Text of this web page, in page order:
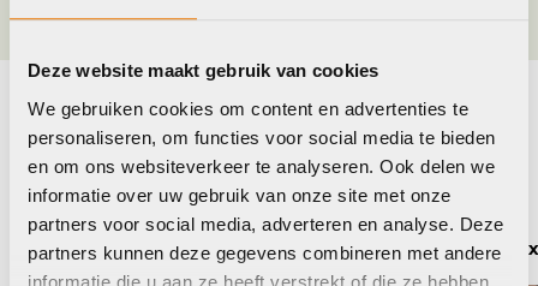
Deze website maakt gebruik van cookies
We gebruiken cookies om content en advertenties te
personaliseren, om functies voor social media te bieden
en om ons websiteverkeer te analyseren. Ook delen we
informatie over uw gebruik van onze site met onze
partners voor social media, adverteren en analyse. Deze
partners kunnen deze gegevens combineren met andere
informatie die u aan ze heeft verstrekt of die ze hebben
Maak je fiets compleet
Bekijk alle accessoires
Continental Cadex